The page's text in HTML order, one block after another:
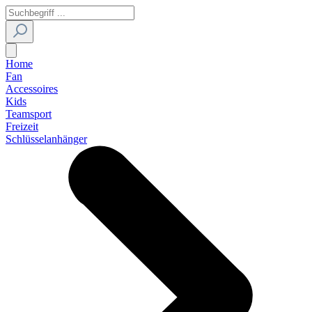
Home
Fan
Accessoires
Kids
Teamsport
Freizeit
Schlüsselanhänger